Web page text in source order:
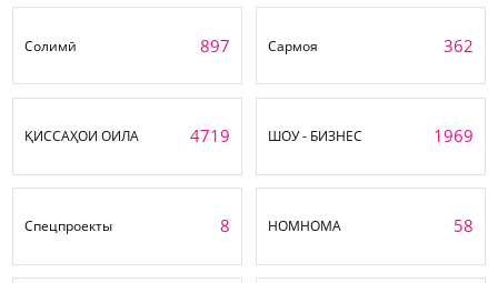
Солимӣ 897 Сармоя 362
ҚИССАҲОИ ОИЛА 4719 ШОУ - БИЗНЕС 1969
Спецпроекты 8 НОМНОМА 58